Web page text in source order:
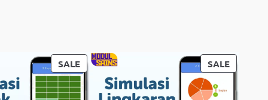
SALEPRODUCT
ON
SALE
SALE
ON
SALE